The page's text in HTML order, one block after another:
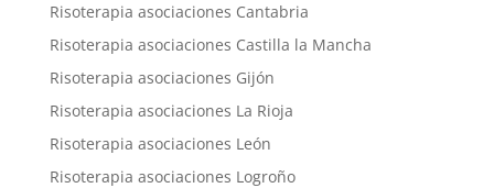
Risoterapia asociaciones Cantabria
Risoterapia asociaciones Castilla la Mancha
Risoterapia asociaciones Gijón
Risoterapia asociaciones La Rioja
Risoterapia asociaciones León
Risoterapia asociaciones Logroño